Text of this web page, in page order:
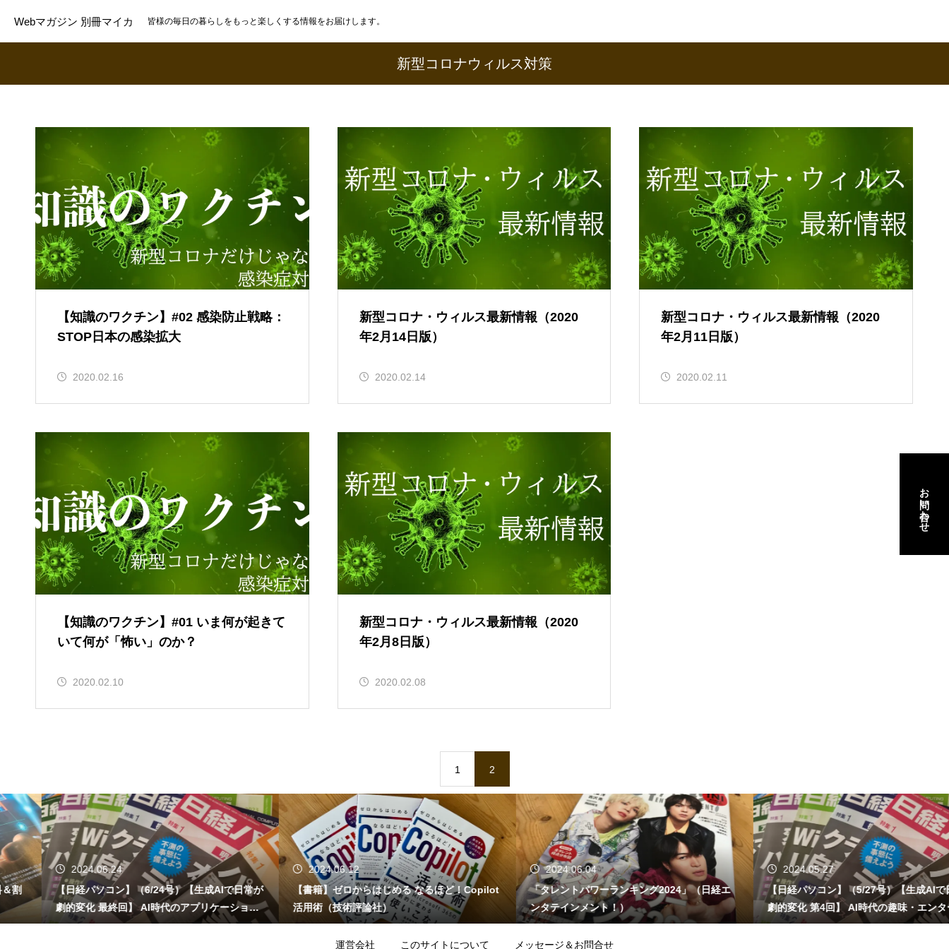
Webマガジン 別冊マイカ 皆様の毎日の暮らしをもっと楽しくする情報をお届けします。
新型コロナウィルス対策
【知識のワクチン】#02 感染防止戦略：
STOP日本の感染拡大
2020.02.16
新型コロナ・ウィルス最新情報（2020
年2月14日版）
2020.02.14
新型コロナ・ウィルス最新情報（2020
年2月11日版）
2020.02.11
【知識のワクチン】#01 いま何が起きて
いて何が「怖い」のか？
2020.02.10
新型コロナ・ウィルス最新情報（2020
年2月8日版）
2020.02.08
1 2
2024.06.24
【日経パソコン】（6/24号）【生成AIで日常が
劇的変化 最終回】 AI時代のアプリケーション
／サービス
2024.06.12
【書籍】ゼロからはじめる なるほど！Copilot
活用術（技術評論社）
2024.06.04
「タレントパワーランキング2024」（日経エ
ンタテインメント！）
2024.05.27
【日経パソコン】（5/27号）【生成AIで日常が
劇的変化 第4回】 AI時代の趣味・エンターテイ
ンメント
運営会社
このサイトについて メッセージ＆お問合せ
お問い合わせ
お問い合わせ